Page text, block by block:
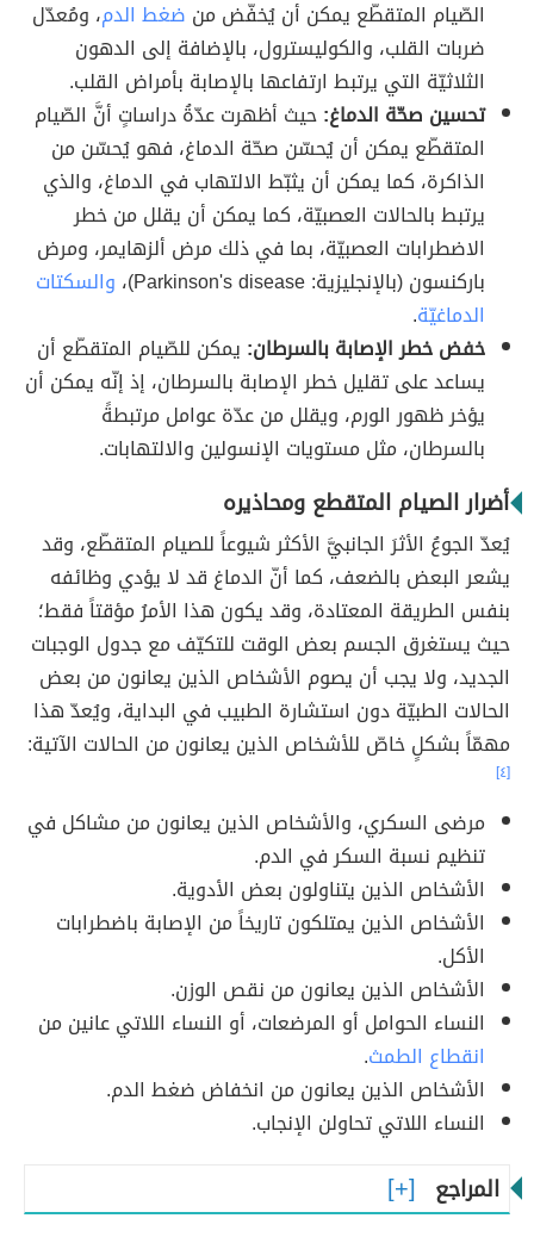
الصّيام المتقطّع يمكن أن يُخفّض من ضغط الدم، ومُعدّل
ضربات القلب، والكوليسترول، بالإضافة إلى الدهون
الثلاثيّة التي يرتبط ارتفاعها بالإصابة بأمراض القلب.
تحسين صحّة الدماغ:حيث أظهرت عدّةُ دراساتٍ أنَّ الصّيام
المتقطّع يمكن أن يُحسّن صحّة الدماغ، فهو يُحسّن من
الذاكرة، كما يمكن أن يثبّط الالتهاب في الدماغ، والذي
يرتبط بالحالات العصبيّة، كما يمكن أن يقلل من خطر
الاضطرابات العصبيّة، بما في ذلك مرض ألزهايمر، ومرض
باركنسون (بالإنجليزية: Parkinson's disease)،
والسكتات
الدماغيّة.
خفض خطر الإصابة بالسرطان: يمكن للصّيام المتقطّع أن
يساعد على تقليل خطر الإصابة بالسرطان، إذ إنّه يمكن أن
يؤخر ظهور الورم، ويقلل من عدّة عوامل مرتبطةً
بالسرطان، مثل مستويات الإنسولين والالتهابات.
أضرار الصيام المتقطع ومحاذيره
يُعدّ الجوعُ الأثرَ الجانبيَّ الأكثر شيوعاً للصيام المتقطّع، وقد
يشعر البعض بالضعف، كما أنّ الدماغ قد لا يؤدي وظائفه
بنفس الطريقة المعتادة، وقد يكون هذا الأمرُ مؤقتاً فقط؛
حيث يستغرق الجسم بعض الوقت للتكيّف مع جدول الوجبات
الجديد، ولا يجب أن يصوم الأشخاص الذين يعانون من بعض
الحالات الطبيّة دون استشارة الطبيب في البداية، ويُعدّ هذا
مهمّاً بشكلٍ خاصّ للأشخاص الذين يعانون من الحالات الآتية:
[٤]
مرضى السكري، والأشخاص الذين يعانون من مشاكل في
تنظيم نسبة السكر في الدم.
الأشخاص الذين يتناولون بعض الأدوية.
الأشخاص الذين يمتلكون تاريخاً من الإصابة باضطرابات
الأكل.
الأشخاص الذين يعانون من نقص الوزن.
النساء الحوامل أو المرضعات، أو النساء اللاتي عانين من
انقطاع الطمث.
الأشخاص الذين يعانون من انخفاض ضغط الدم.
النساء اللاتي تحاولن الإنجاب.
المراجع